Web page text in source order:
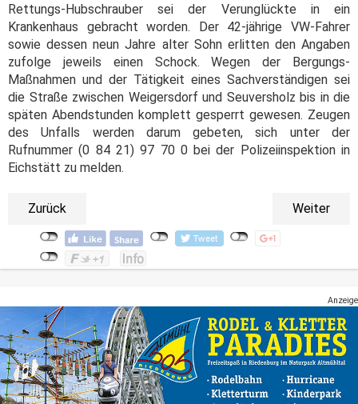
Rettungs-Hubschrauber sei der Verunglückte in ein
Krankenhaus gebracht worden. Der 42-jährige VW-Fahrer
sowie dessen neun Jahre alter Sohn erlitten den Angaben
zufolge jeweils einen Schock. Wegen der Bergungs-
Maßnahmen und der Tätigkeit eines Sachverständigen sei
die Straße zwischen Weigersdorf und Seuversholz bis in die
späten Abendstunden komplett gesperrt gewesen. Zeugen
des Unfalls werden darum gebeten, sich unter der
Rufnummer (0 84 21) 97 70 0 bei der Polizeiinspektion in
Eichstätt zu melden.
Zurück Weiter
Anzeige